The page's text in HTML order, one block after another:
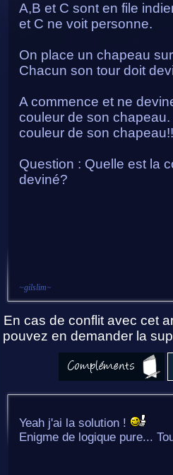
A,B et C sont en file
et C ne voit personne.
On place un chapeau
Chacun son tour doit
A commence et ne
couleur de son
couleur de son chapeau!!
Question : Quelle est la
deviné?
~gilslim~
En cas de conflit avec cet
pouvez en demander la
Yeah j'ai la solution !
Enigme de logique pure...